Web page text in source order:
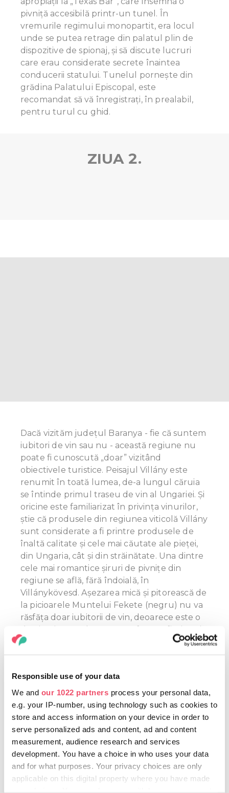
Responsible use of your data
We and our 1022 partners process your personal data,
e.g. your IP-number, using technology such as cookies to
store and access information on your device in order to
serve personalized ads and content, ad and content
measurement, audience research and services
development. You have a choice in who uses your data
and for what purposes. Your privacy choices are only
applicable on this digital property where you have made
pivniță accesibilă printr-un tunel. În
vremurile regimului monopartit, era locul
unde se putea retrage din palatul plin de
dispozitive de spionaj, și să discute lucruri
care erau considerate secrete înaintea
conducerii statului. Tunelul porneşte din
grădina Palatului Episcopal, este
recomandat să vă înregistraţi, în prealabil,
pentru turul cu ghid.
ZIUA 2.
Dacă vizităm judeţul Baranya - fie că suntem
iubitori de vin sau nu - această regiune nu
poate fi cunoscută „doar” vizitând
obiectivele turistice. Peisajul Villány este
renumit în toată lumea, de-a lungul căruia
se întinde primul traseu de vin al Ungariei. Și
oricine este familiarizat în privința vinurilor,
știe că produsele din regiunea viticolă Villány
sunt considerate a fi printre produsele de
înaltă calitate și cele mai căutate ale pieței,
din Ungaria, cât şi din străinătate. Una dintre
cele mai romantice șiruri de pivniţe din
regiune se află, fără îndoială, în
Villánykövesd. Așezarea mică și pitorească de
la picioarele Muntelui Fekete (negru) nu va
răsfăța doar iubitorii de vin, deoarece este o
destinație populară pentru fotografi, pictori
și artiști, datorită frumuseții sale uimitoare.
satul de pivnițe, având trei nivele, și anume
șirul pivnițelor monument. Trebuie doar să
ne uităm la porțile tipic colorate ale
pivnițelor și vom înțelege imediat motivul
pentru care oamenii sunt îndrăgostiți de
acest sat micuţ. Dar să nu-i uităm nici pe
iubitorii de vin: În Villánykövesd, putem
arunca o privire asupra etapelor actuale ale
procesării vinului, ce instrumente folosesc